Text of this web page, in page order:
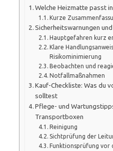
Welche Heizmatte passt
Kurze
Sicherheitswarnungen
Hauptgefahren kurz
Klare
Risikominimierung
Beobachten und
Notfallmaßnahmen
Kauf-Checkliste: Was du
solltest
Pflege- und
Transportboxen
Reinigung
Sichtprüfung der
Funktionsprüfung vor